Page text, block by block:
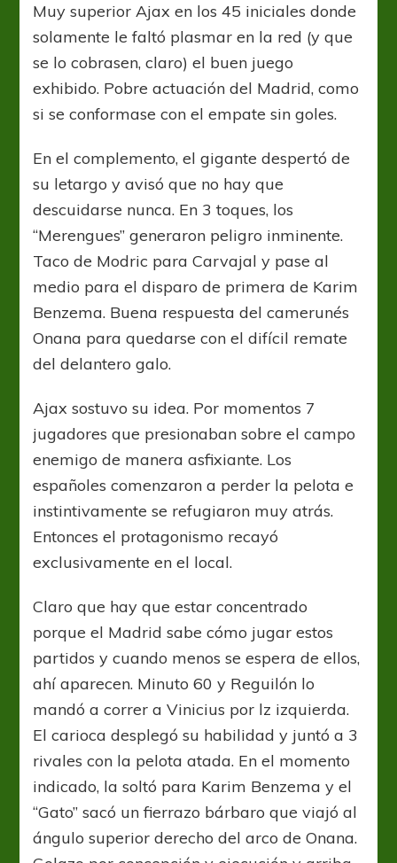
Muy superior Ajax en los 45 iniciales donde
solamente le faltó plasmar en la red (y que
se lo cobrasen, claro) el buen juego
exhibido. Pobre actuación del Madrid, como
si se conformase con el empate sin goles.
En el complemento, el gigante despertó de
su letargo y avisó que no hay que
descuidarse nunca. En 3 toques, los
“Merengues” generaron peligro inminente.
Taco de Modric para Carvajal y pase al
medio para el disparo de primera de Karim
Benzema. Buena respuesta del camerunés
Onana para quedarse con el difícil remate
del delantero galo.
Ajax sostuvo su idea. Por momentos 7
jugadores que presionaban sobre el campo
enemigo de manera asfixiante. Los
españoles comenzaron a perder la pelota e
instintivamente se refugiaron muy atrás.
Entonces el protagonismo recayó
exclusivamente en el local.
Claro que hay que estar concentrado
porque el Madrid sabe cómo jugar estos
partidos y cuando menos se espera de ellos,
ahí aparecen. Minuto 60 y Reguilón lo
mandó a correr a Vinicius por lz izquierda.
El carioca desplegó su habilidad y juntó a 3
rivales con la pelota atada. En el momento
indicado, la soltó para Karim Benzema y el
“Gato” sacó un fierrazo bárbaro que viajó al
ángulo superior derecho del arco de Onana.